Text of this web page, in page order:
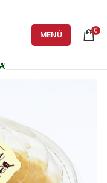
MENÚ 0